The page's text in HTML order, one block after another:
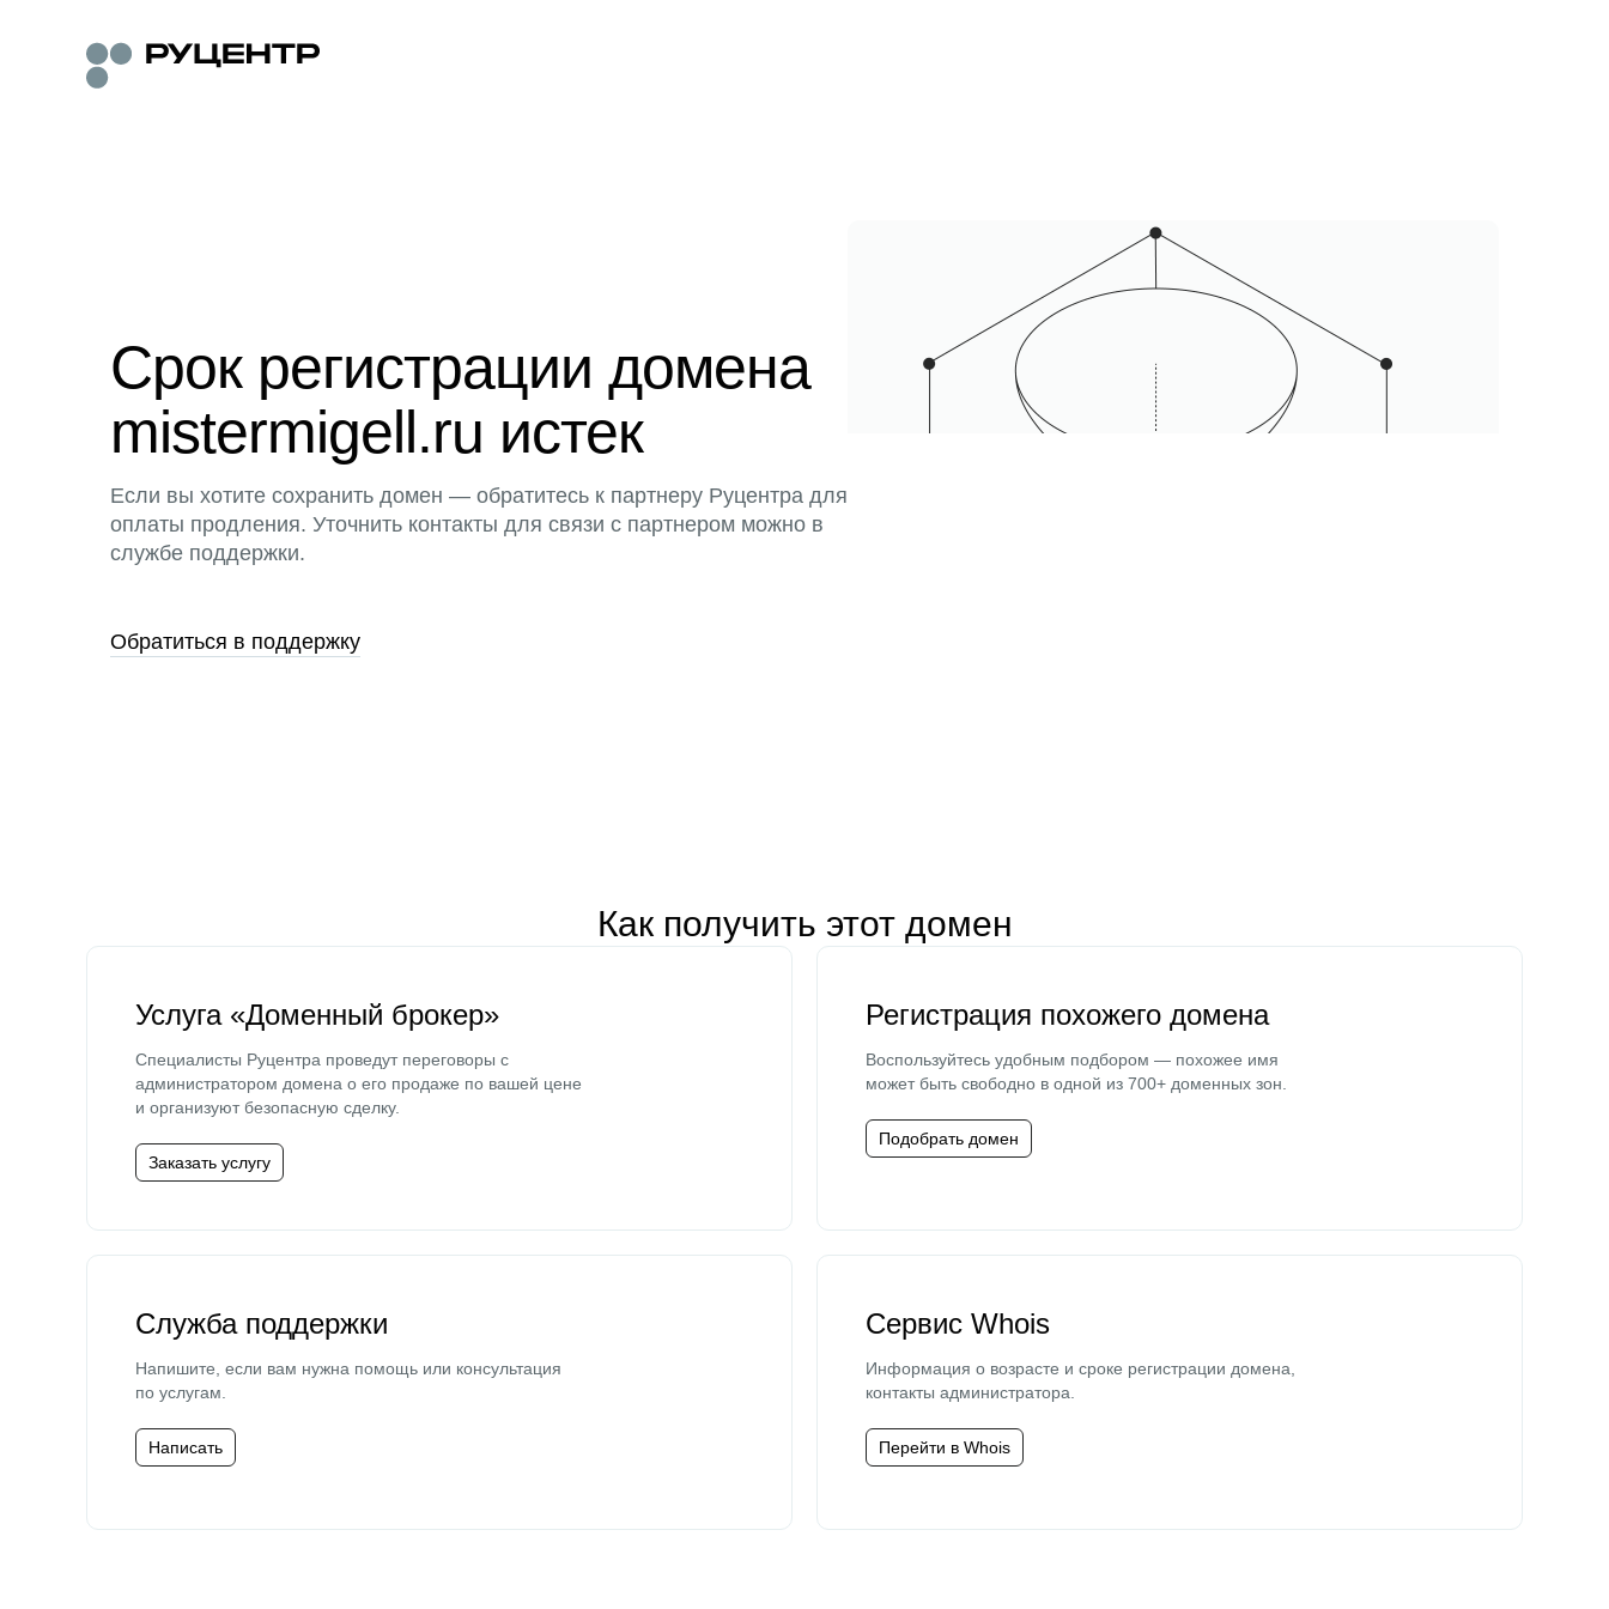
Срок регистрации домена
mistermigell.ru истек
Если вы хотите сохранить домен — обратитесь к партнеру Руцентра для
оплаты продления. Уточнить контакты для связи с партнером можно в
службе поддержки.
Обратиться в поддержку
Как получить этот домен
Услуга «Доменный брокер»
Специалисты Руцентра проведут переговоры с
администратором домена о его продаже по вашей цене
и организуют безопасную сделку.
Заказать услугу
Регистрация похожего домена
Воспользуйтесь удобным подбором — похожее имя
может быть свободно в одной из 700+ доменных зон.
Подобрать домен
Служба поддержки
Напишите, если вам нужна помощь или консультация
по услугам.
Написать
Сервис Whois
Информация о возрасте и сроке регистрации домена,
контакты администратора.
Перейти в Whois